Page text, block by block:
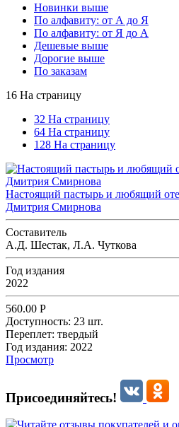
Новинки выше
По алфавиту: от А до Я
По алфавиту: от Я до А
Дешевые выше
Дорогие выше
По заказам
16 На страницу
32 На страницу
64 На страницу
128 На страницу
Настоящий пастырь и любящий
Дмитрия Смирнова
Составитель
А.Д. Шестак, Л.А. Чуткова
Год издания
2022
560.00 Р
Доступность: 23 шт.
Переплет: твердый
Год издания: 2022
Просмотр
Присоединяйтесь!